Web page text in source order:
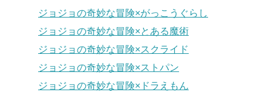
ジョジョの奇妙な冒険×がっこうぐらし
ジョジョの奇妙な冒険×とある魔術
ジョジョの奇妙な冒険×スクライド
ジョジョの奇妙な冒険×ストパン
ジョジョの奇妙な冒険×ドラえもん